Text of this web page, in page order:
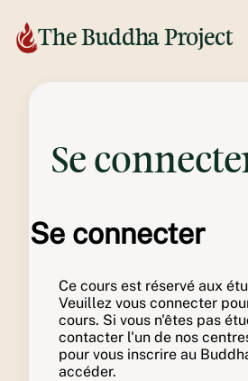
The Buddha Project
Se
Se connecter
Ce cours est réservé aux
Veuillez vous connecter
cours. Si vous n'êtes pas
contacter l'un de nos
pour vous inscrire au
accéder.